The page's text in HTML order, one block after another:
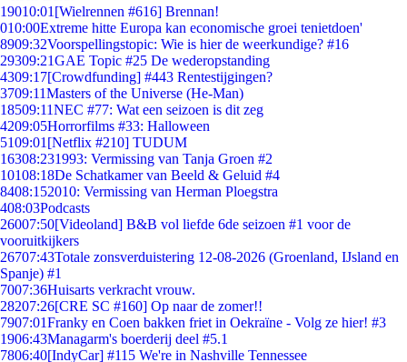
19010:01 [Wielrennen #616] Brennan!
010:00Extreme hitte Europa kan economische groei tenietdoen'
8909:32Voorspellingstopic: Wie is hier de weerkundige? #16
29309:21GAE Topic #25 De wederopstanding
4309:17[Crowdfunding] #443 Rentestijgingen?
3709:11Masters of the Universe (He-Man)
18509:11NEC #77: Wat een seizoen is dit zeg
4209:05Horrorfilms #33: Halloween
5109:01 [Netflix #210] TUDUM
16308:231993: Vermissing van Tanja Groen #2
10108:18De Schatkamer van Beeld & Geluid #4
8408:152010: Vermissing van Herman Ploegstra
408:03Podcasts
26007:50[Videoland] B&B vol liefde 6de seizoen #1 voor de
vooruitkijkers
26707:43Totale zonsverduistering 12-08-2026 (Groenland, IJsland en
Spanje) #1
7007:36Huisarts verkracht vrouw.
28207:26[CRE SC #160] Op naar de zomer!!
7907:01Franky en Coen bakken friet in Oekraïne - Volg ze hier! #3
1906:43Managarm's boerderij deel #5.1
7806:40[IndyCar] #115 We're in Nashville Tennessee